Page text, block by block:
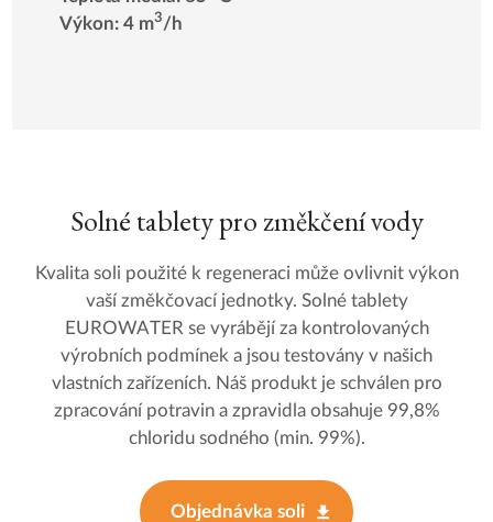
Výkon: 4 m3/h
Solné tablety pro změkčení vody
Kvalita soli použité k regeneraci může ovlivnit výkon
vaší změkčovací jednotky. Solné tablety
EUROWATER se vyrábějí za kontrolovaných
výrobních podmínek a jsou testovány v našich
vlastních zařízeních. Náš produkt je schválen pro
zpracování potravin a zpravidla obsahuje 99,8%
chloridu sodného (min. 99%).
Objednávka soli